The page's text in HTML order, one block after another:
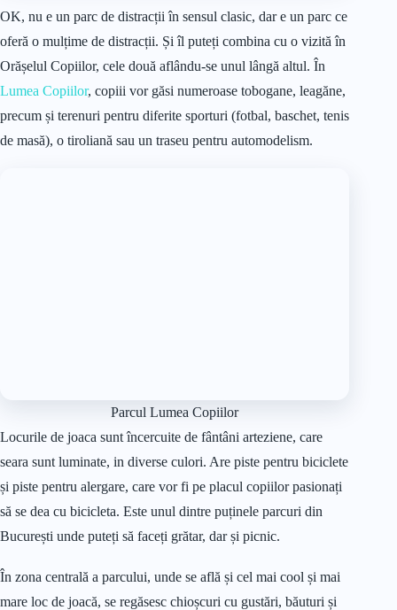
OK, nu e un parc de distracții în sensul clasic, dar e un parc ce
oferă o mulțime de distracții. Și îl puteți combina cu o vizită în
Orășelul Copiilor, cele două aflându-se unul lângă altul. În
Lumea Copiilor, copiii vor găsi numeroase tobogane, leagăne,
precum și terenuri pentru diferite sporturi (fotbal, baschet, tenis
de masă), o tiroliană sau un traseu pentru automodelism.
Parcul Lumea Copiilor
Locurile de joaca sunt încercuite de fântâni arteziene, care
seara sunt luminate, in diverse culori. Are piste pentru biciclete
și piste pentru alergare, care vor fi pe placul copiilor pasionați
să se dea cu bicicleta. Este unul dintre puținele parcuri din
București unde puteți să faceți grătar, dar și picnic.
În zona centrală a parcului, unde se află și cel mai cool și mai
mare loc de joacă, se regăsesc chioșcuri cu gustări, băuturi și